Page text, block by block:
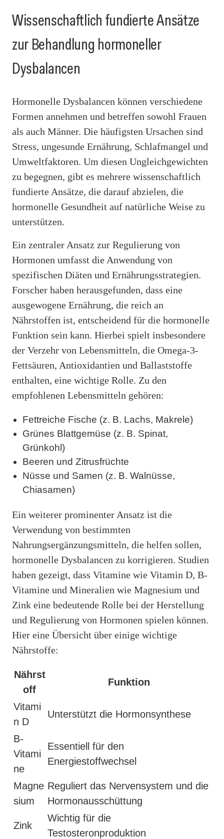
Wissenschaftlich fundierte Ansätze
zur Behandlung hormoneller
Dysbalancen
Hormonelle Dysbalancen können verschiedene
Formen annehmen und betreffen sowohl Frauen
als auch Männer. Die häufigsten Ursachen sind
Stress, ungesunde Ernährung, Schlafmangel und
Umweltfaktoren. Um diesen Ungleichgewichten
zu begegnen, gibt es mehrere wissenschaftlich
fundierte Ansätze, die darauf abzielen, die
hormonelle Gesundheit auf natürliche Weise zu
unterstützen.
Ein zentraler Ansatz zur Regulierung von
Hormonen umfasst die Anwendung von
spezifischen Diäten und Ernährungsstrategien.
Forscher haben herausgefunden, dass eine
ausgewogene Ernährung, die reich an
Nährstoffen ist, entscheidend für die hormonelle
Funktion sein kann. Hierbei spielt insbesondere
der Verzehr von Lebensmitteln, die Omega-3-
Fettsäuren, Antioxidantien und Ballaststoffe
enthalten, eine wichtige Rolle. Zu den
empfohlenen Lebensmitteln gehören:
Fettreiche Fische (z. B. Lachs, Makrele)
Grünes Blattgemüse (z. B. Spinat,
Grünkohl)
Beeren und Zitrusfrüchte
Nüsse und Samen (z. B. Walnüsse,
Chiasamen)
Ein weiterer prominenter Ansatz ist die
Verwendung von bestimmten
Nahrungsergänzungsmitteln, die helfen sollen,
hormonelle Dysbalancen zu korrigieren. Studien
haben gezeigt, dass Vitamine wie Vitamin D, B-
Vitamine und Mineralien wie Magnesium und
Zink eine bedeutende Rolle bei der Herstellung
und Regulierung von Hormonen spielen können.
Hier eine Übersicht über einige wichtige
Nährstoffe:
Nährst
off
Funktion
Vitami
n D
Unterstützt die Hormonsynthese
B-
Vitami
ne
Essentiell für den
Energiestoffwechsel
Magne
sium
Reguliert das Nervensystem und die
Hormonausschüttung
Zink
Wichtig für die
Testosteronproduktion